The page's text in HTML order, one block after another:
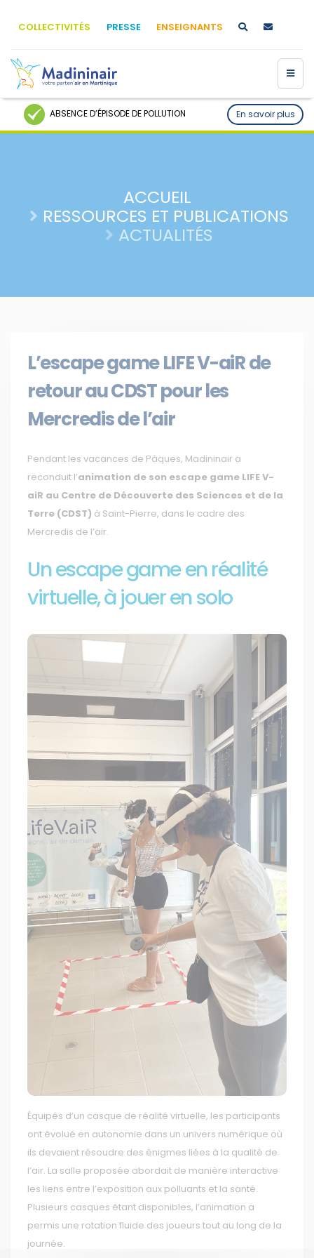
COLLECTIVITÉS PRESSE ENSEIGNANTS
ABSENCE D’ÉPISODE DE POLLUTION En savoir plus
ACCUEIL
RESSOURCES ET PUBLICATIONS
ACTUALITÉS
L’escape game LIFE V-aiR de
retour au CDST pour les
Mercredis de l’air
Pendant les vacances de Pâques, Madininair a
reconduit l’animation de son escape game LIFE V-
aiR au Centre de Découverte des Sciences et de la
Terre (CDST) à Saint-Pierre, dans le cadre des
Mercredis de l’air.
Un escape game en réalité
virtuelle, à jouer en solo
Équipés d’un casque de réalité virtuelle, les participants
ont évolué en autonomie dans un univers numérique où
ils devaient résoudre des énigmes liées à la qualité de
l’air. La salle proposée abordait de manière interactive
les liens entre l’exposition aux polluants et la santé.
Plusieurs casques étant disponibles, l’animation a
permis une rotation fluide des joueurs tout au long de la
journée.